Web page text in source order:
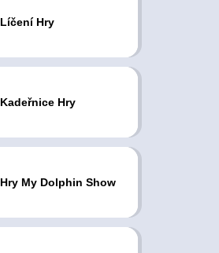
Líčení Hry
Kadeřnice Hry
Hry My Dolphin Show